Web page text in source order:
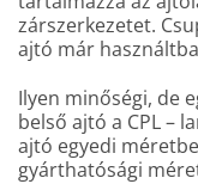
zárszerkezetet.
ajtó már
Ilyen minőségi, de
belső ajtó a CPL –
ajtó egyedi
gyárthatósági